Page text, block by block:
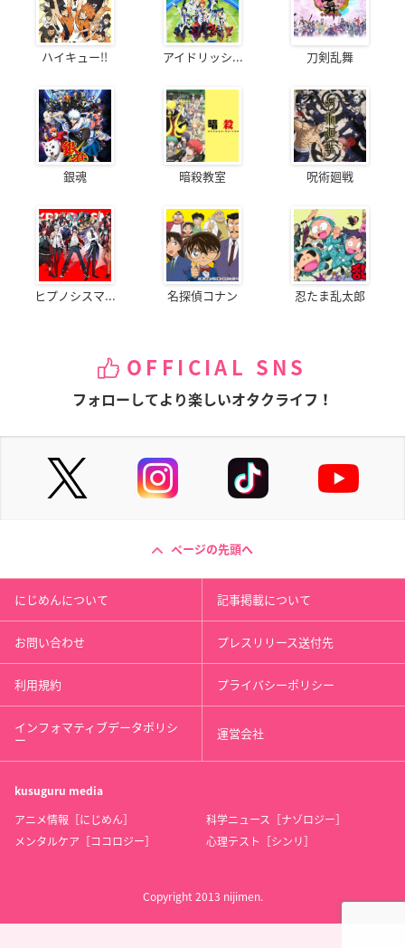
ハイキュー!! アイドリッシ... 刀剣乱舞
銀魂 暗殺教室 呪術廻戦
ヒプノシスマ... 名探偵コナン 忍たま乱太郎
OFFICIAL SNS
フォローしてより楽しいオタクライフ！
ページの先頭へ
にじめんについて 記事掲載について
お問い合わせ プレスリリース送付先
利用規約 プライバシーポリシー
インフォマティブデータポリシ
ー 運営会社
kusuguru media
アニメ情報［にじめん］
科学ニュース［ナゾロジー］
メンタルケア［ココロジー］
心理テスト［シンリ］
Copyright 2013 nijimen.